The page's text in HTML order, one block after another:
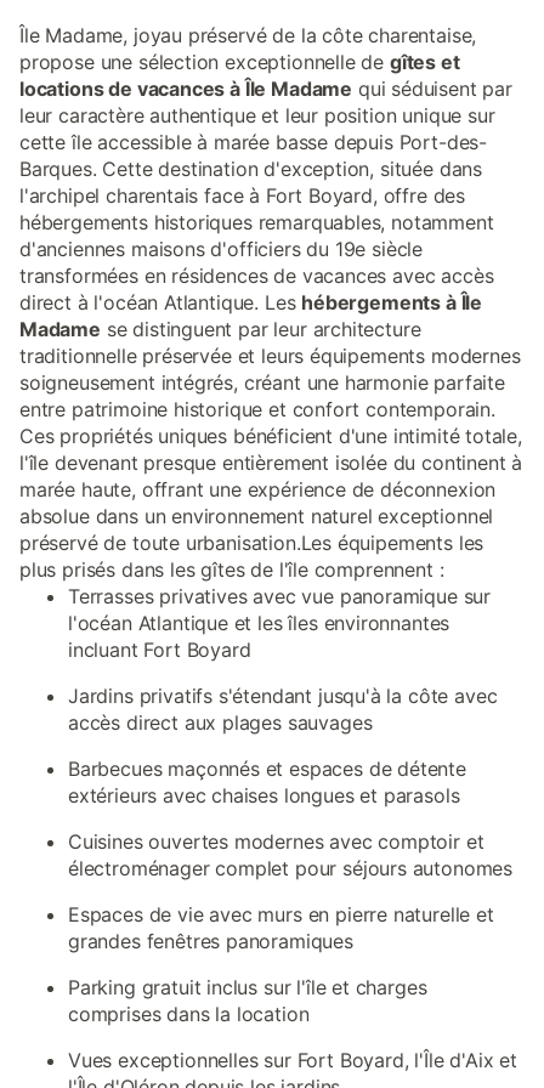
Île Madame, joyau préservé de la côte charentaise,
propose une sélection exceptionnelle de gîtes et
locations de vacances à Île Madame qui séduisent par
leur caractère authentique et leur position unique sur
cette île accessible à marée basse depuis Port-des-
Barques. Cette destination d'exception, située dans
l'archipel charentais face à Fort Boyard, offre des
hébergements historiques remarquables, notamment
d'anciennes maisons d'officiers du 19e siècle
transformées en résidences de vacances avec accès
direct à l'océan Atlantique. Les hébergements à Île
Madame se distinguent par leur architecture
traditionnelle préservée et leurs équipements modernes
soigneusement intégrés, créant une harmonie parfaite
entre patrimoine historique et confort contemporain.
Ces propriétés uniques bénéficient d'une intimité totale,
l'île devenant presque entièrement isolée du continent à
marée haute, offrant une expérience de déconnexion
absolue dans un environnement naturel exceptionnel
préservé de toute urbanisation.Les équipements les
plus prisés dans les gîtes de l'île comprennent :
Terrasses privatives avec vue panoramique sur
l'océan Atlantique et les îles environnantes
incluant Fort Boyard
Jardins privatifs s'étendant jusqu'à la côte avec
accès direct aux plages sauvages
Barbecues maçonnés et espaces de détente
extérieurs avec chaises longues et parasols
Cuisines ouvertes modernes avec comptoir et
électroménager complet pour séjours autonomes
Espaces de vie avec murs en pierre naturelle et
grandes fenêtres panoramiques
Parking gratuit inclus sur l'île et charges
comprises dans la location
Vues exceptionnelles sur Fort Boyard, l'Île d'Aix et